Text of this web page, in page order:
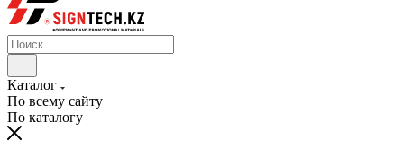
Каталог
По всему сайту
По каталогу